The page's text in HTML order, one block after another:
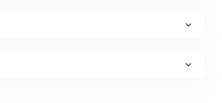
expand_more
expand_more